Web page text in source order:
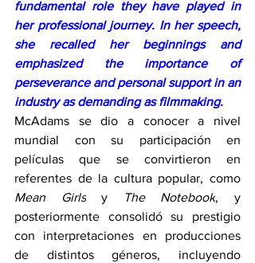
fundamental role they have played in
her professional journey. In her speech,
she recalled her beginnings and
emphasized the importance of
perseverance and personal support in an
industry as demanding as filmmaking.
McAdams se dio a conocer a nivel
mundial con su participación en
películas que se convirtieron en
Mean Girls y The Notebook, y
posteriormente consolidó su prestigio
con interpretaciones en producciones
de distintos géneros, incluyendo